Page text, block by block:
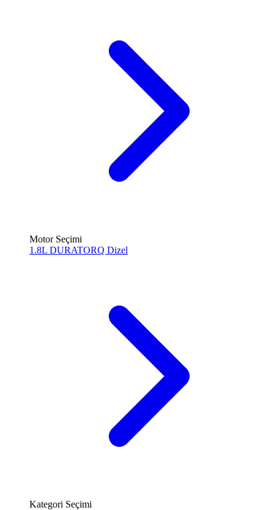
Motor Seçimi
1.8L DURATORQ Dizel
Kategori Seçimi